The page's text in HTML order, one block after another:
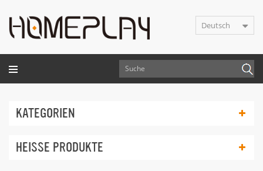
Deutsch
KATEGORIEN
HEISSE PRODUKTE